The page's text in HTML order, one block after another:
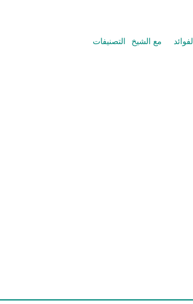
الفوائد مع الشيخ التصنيفات